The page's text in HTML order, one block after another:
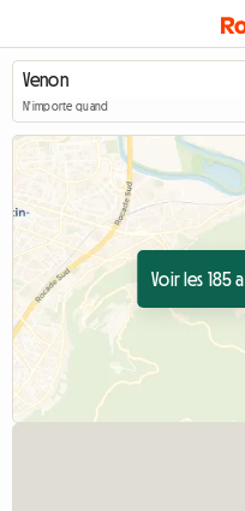
N'importe quand
Voir les 185